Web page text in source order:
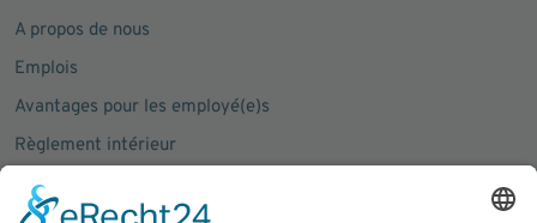
A propos de nous
Emplois
Avantages pour les employé(e)s
Règlement intérieur
Communiqués de presse